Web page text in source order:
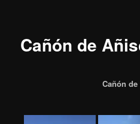
Cañón de
Cañón